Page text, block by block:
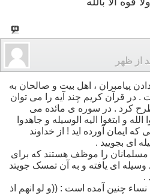
پیامبران ، اهل بیت و صالحان به
. در قرآن کریم چند آیه را می توان
کرد . در سوره ی مائده می
الله و ابتغوا الیه الوسیله و جاهدوا
کسانی که ایمان آورده اید ! از خداوند
ای بجویید .
مسلمانان را موظف هستند که برای
وسیله ای یافته و به آن تمسک جویتد
.
چنین آمده است : ((و لو انهم اذ